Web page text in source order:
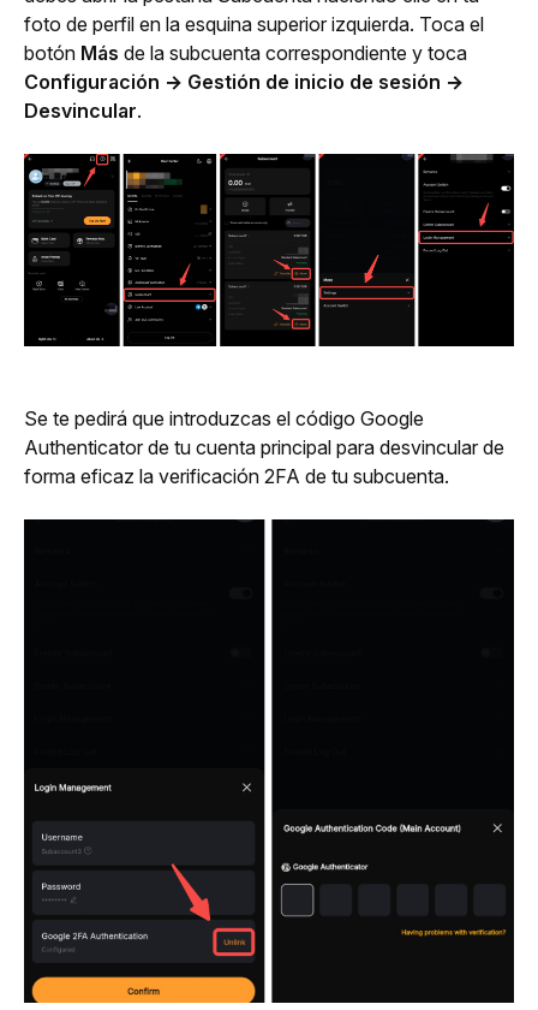
foto de perfil en la esquina superior izquierda. Toca el
botón Más
Configuración → Gestión de inicio de sesión →
Desvincular.
Se te pedirá que introduzcas el código Google
Authenticator de tu cuenta principal para desvincular de
forma eficaz la verificación 2FA de tu subcuenta.